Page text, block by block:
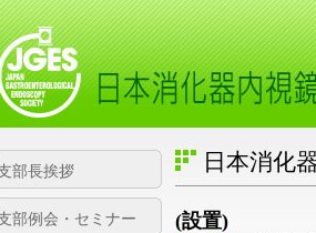
部長挨拶
部例会・セミナー
日本消化
(設置)